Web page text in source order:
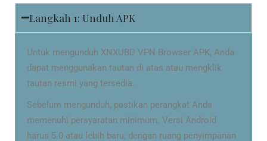
Langkah 1: Unduh APK
Untuk mengunduh XNXUBD VPN Browser APK, Anda
dapat menggunakan tautan di atas atau mengklik
tautan resmi yang tersedia.
Sebelum mengunduh, pastikan perangkat Anda
memenuhi persyaratan minimum. Versi Android
harus 5.0 atau lebih baru, dengan ruang penyimpanan